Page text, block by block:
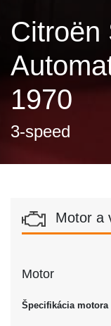
Citroën
1970
3-speed
Motor a
Motor
Špecifikácia motora